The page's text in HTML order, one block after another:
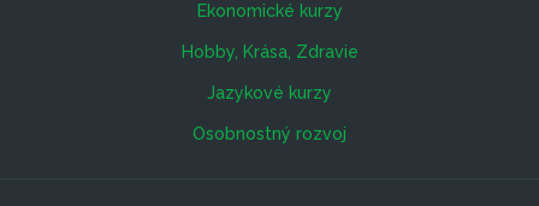
Ekonomické kurzy
Hobby, Krása, Zdravie
Jazykové kurzy
Osobnostný rozvoj